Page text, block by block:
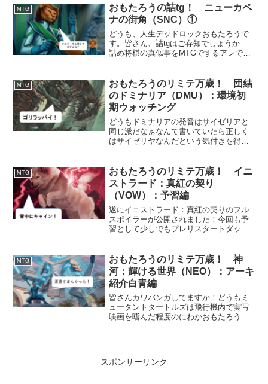
し同じカードが出るのは視野狭窄のご愛
敬！参照カードはコモンアンコモンに絞
ってます。レアと神話はまた別の機会に
検討していきます。今回は白関係をぼん
やり眺めてみました！それでは引き出し
増やしていきましょう！
MTG
おもたろうの詰tg！ ニューカペ
ナの街角（SNC）①
どうも、人生デッドロックおもたろうで
す。皆さん、詰tgはご存知でしょうか
詰め将棋の真似事をMTGでするアレで
たにお勧めしたいのが詰tgでございま
す。非現実的なシチュエーションが多い
のはご愛敬、リミテッドのエッセンスだ
け、美味しいとこだけ全部持ってって！
そんな頭の体操ひとついかがでございや
しょうか⁈前置きが最大の蛇足、それでは
さっさと詰tgいってみましょう！
MTG
おもたろうのリミテ万歳！ 団結
のドミナリア（DMU）：環境初
期ウォッチング
どうもドミナリアの発音はサイゼリアと
同じ派だなぁなんて書いていたら正しく
はサイゼリヤなんだという気付きを得た
されましたね！ということで私も早速走
ってみましたよ！中途半端なランクでコ
メントに困りますね！今回はもっと頑張
れこと私おもたろうの主観と17landsデー
タで団ドミ初週環境のおさらいをし、環
境初期でちょびっと下駄を履けるそんな
記事にしたいと思います！（予習記事の
MTG
おもたろうのリミテ万歳！ イニ
ストラード：真紅の契り
（VOW）：予習編
遂にイニストラード：真紅の契りのフル
スポイラーが公開されました！今回も予
習として少しでもプレリスタートダッシ
産物ですので、かぶきおる！といったス
タンスでご覧ください。
MTG
おもたろうのリミテ万歳！ 神
河：輝ける世界（NEO）：アーキ
紹介白青編
皆さんカワバンガしてますか！どうもミ
ュータントタートルズは飛行機内で実写
映画を嗜んだ程度のにわかおもたろうで
ったので、今回は始まってテンションが
スポンサーリンク